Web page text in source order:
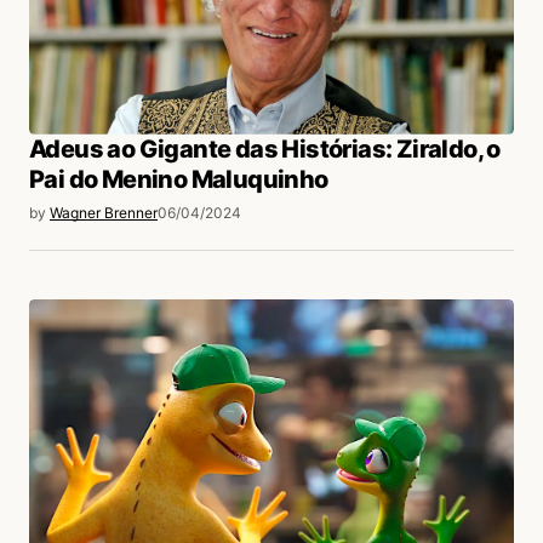
Adeus ao Gigante das Histórias: Ziraldo, o
Pai do Menino Maluquinho
by Wagner Brenner06/04/2024